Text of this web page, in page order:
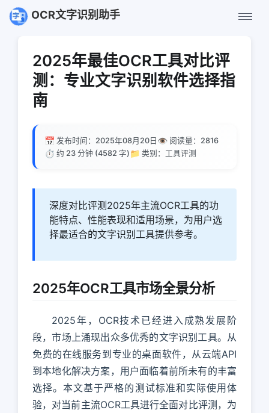
OCR文字识别助手
2025年最佳OCR工具对比评
测：专业文字识别软件选择指
南
📅 发布时间：2025年08月20日 👁️ 阅读量： 2816
⏱️ 约 23 分钟 (4582 字) 📁 类别：工具评测
深度对比评测2025年主流OCR工具的功
能特点、性能表现和适用场景，为用户选
择最适合的文字识别工具提供参考。
2025年OCR工具市场全景分析
2025年，OCR技术已经进入成熟发展阶
段，市场上涌现出众多优秀的文字识别工具。从
免费的在线服务到专业的桌面软件，从云端API
到本地化解决方案，用户面临着前所未有的丰富
选择。本文基于严格的测试标准和实际使用体
验，对当前主流OCR工具进行全面对比评测，为